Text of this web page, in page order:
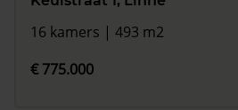
16 kamers | 493 m2
€ 775.000